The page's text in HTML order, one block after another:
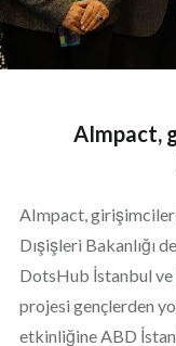
AImpact,
AImpact,
Dışişleri Bakanlığı
DotsHub İstanbul
projesi gençlerden
etkinliğine ABD